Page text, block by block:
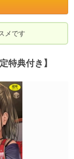
特典付き】